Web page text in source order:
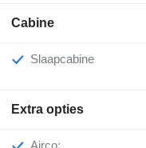
Cabine
Slaapcabine
Extra opties